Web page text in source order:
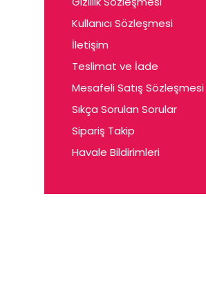
Kullanıcı Sözleşmesi
İletişim
Teslimat ve İade
Mesafeli Satış Sözleşmesi
Sıkça Sorulan Sorular
Sipariş Takip
Havale Bildirimleri